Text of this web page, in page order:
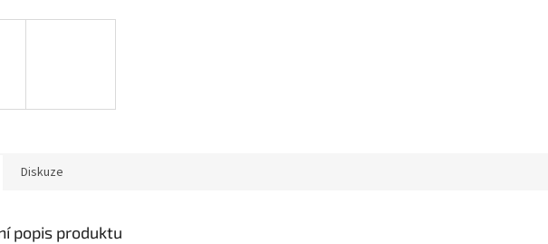
Diskuze
popis produktu